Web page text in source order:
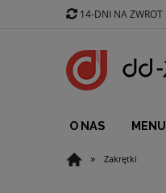
O NAS MENU
» Zakrętki
14-DNI NA ZWROT